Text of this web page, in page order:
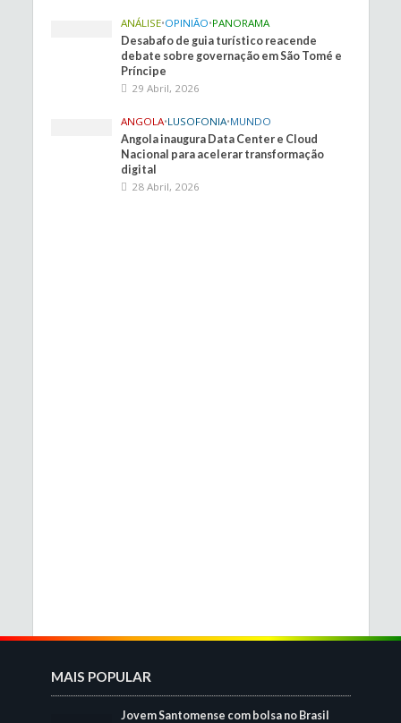
ANÁLISE•OPINIÃO•PANORAMA
Desabafo de guia turístico reacende
debate sobre governação em São Tomé e
Príncipe
29 Abril, 2026
ANGOLA•LUSOFONIA•MUNDO
Angola inaugura Data Center e Cloud
Nacional para acelerar transformação
digital
28 Abril, 2026
MAIS POPULAR
Jovem Santomense com bolsa no Brasil